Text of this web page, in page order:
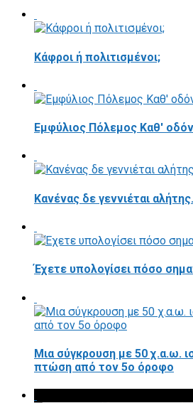
Κάφροι ή πολιτισμένοι;
Εμφύλιος Πόλεμος Καθ' οδόν
Κανένας δε γεννιέται
Έχετε υπολογίσει πόσο
Μια σύγκρουση με 50 χ.α.ω.
πτώση από τον 5ο όροφο